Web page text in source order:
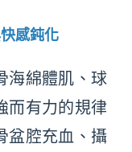
感鈍化
海綿體肌、球
而有力的規律
盆腔充血、攝